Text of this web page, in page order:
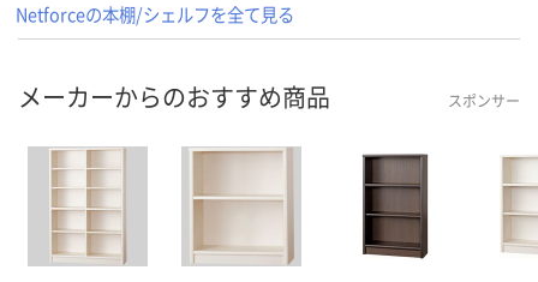
Netforceの本棚/シェルフを全て見る
メーカーからのおすすめ商品 スポンサー